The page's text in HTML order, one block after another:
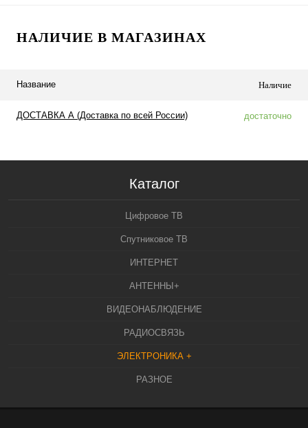
НАЛИЧИЕ В МАГАЗИНАХ
Название Наличие
ДОСТАВКА А (Доставка по всей России) достаточно
Каталог
Цифровое ТВ
Спутниковое ТВ
ИНТЕРНЕТ
АНТЕННЫ+
ВИДЕОНАБЛЮДЕНИЕ
РАДИОСВЯЗЬ
ЭЛЕКТРОНИКА +
РАЗНОЕ